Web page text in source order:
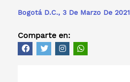
Bogotá D.C., 3 De Marzo De 2021
Comparte en: